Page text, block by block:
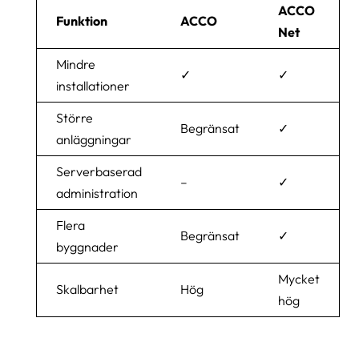
Funktion ACCO
ACCO
Net
Mindre
installationer
✓ ✓
Större
anläggningar
Begränsat ✓
Serverbaserad
administration
– ✓
Flera
byggnader
Begränsat ✓
Skalbarhet Hög
Mycket
hög